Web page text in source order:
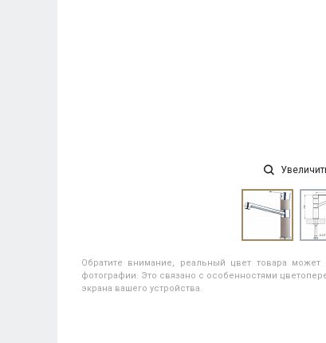
Обратите внимание, реальный цвет товара может
фотографии. Это связано с особенностями
экрана вашего устройства.